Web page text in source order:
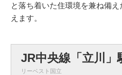
と落ち着いた住環境を兼ね備
えます。
JR中央線「立川」
リーベスト国立